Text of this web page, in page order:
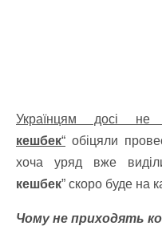
Українцям досі не
кешбек“ обіцяли
хоча уряд вже
кешбек” скоро буде на
Чому не приходять